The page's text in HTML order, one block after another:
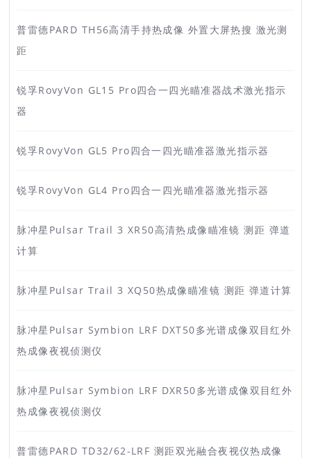
普雷德PARD TH56高清手持热成像 外置大屏热搜 激光测
距
锐孚RovyVon GL15 Pro四合一四光瞄准器战术激光指示
器
锐孚RovyVon GL5 Pro四合一四光瞄准器激光指示器
锐孚RovyVon GL4 Pro四合一四光瞄准器激光指示器
脉冲星Pulsar Trail 3 XR50高清热成像瞄准镜 测距 弹道
计算
脉冲星Pulsar Trail 3 XQ50热成像瞄准镜 测距 弹道计算
脉冲星Pulsar Symbion LRF DXT50多光谱成像双目红外
热成像夜视侦测仪
脉冲星Pulsar Symbion LRF DXR50多光谱成像双目红外
热成像夜视侦测仪
普雷德PARD TD32/62-LRF 测距双光融合夜视仪热成像